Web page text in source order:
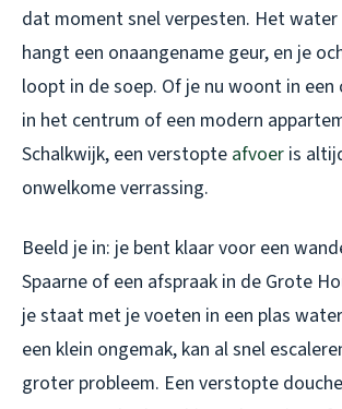
dat moment snel verpesten. Het
hangt een onaangename geur, en je
loopt in de soep. Of je nu woont in een
in het centrum of een modern
Schalkwijk, een verstopte afvoer is
onwelkome verrassing.
Beeld je in: je bent klaar voor een
Spaarne of een afspraak in de Grote
je staat met je voeten in een plas
een klein ongemak, kan al snel
groter probleem. Een verstopte